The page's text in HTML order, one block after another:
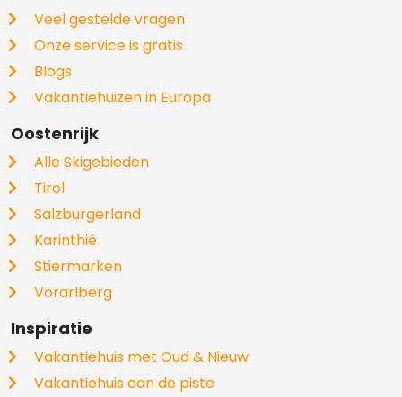
Veel gestelde vragen
Onze service is gratis
Blogs
Vakantiehuizen in Europa
Oostenrijk
Alle Skigebieden
Tirol
Salzburgerland
Karinthië
Stiermarken
Vorarlberg
Inspiratie
Vakantiehuis met Oud & Nieuw
Vakantiehuis aan de piste